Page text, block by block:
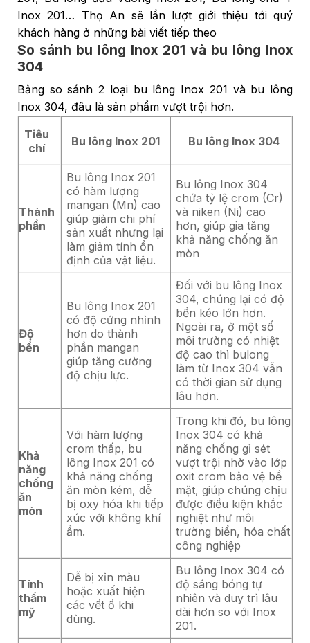
Inox 201… Thọ An sẽ lần lượt giới thiệu tới quý
khách hàng ở những bài viết tiếp theo
So sánh bu lông Inox 201 và bu lông Inox
304
Bảng so sánh 2 loại bu lông Inox 201 và bu lông
Inox 304, đâu là sản phẩm vượt trội hơn.
Tiêu
chí
Bu lông Inox 201 Bu lông Inox 304
Thành
phần
Bu lông Inox 201
có hàm lượng
mangan (Mn) cao
giúp giảm chi phí
sản xuất nhưng lại
làm giảm tính ổn
định của vật liệu.
Bu lông Inox 304
chứa tỷ lệ crom (Cr)
và niken (Ni) cao
hơn, giúp gia tăng
khả năng chống ăn
mòn
Độ
bền
Bu lông Inox 201
có độ cứng nhỉnh
hơn do thành
phần mangan
giúp tăng cường
độ chịu lực.
Đối với bu lông Inox
304, chúng lại có độ
bền kéo lớn hơn.
Ngoài ra, ở một số
môi trường có nhiệt
độ cao thì bulong
làm từ Inox 304 vẫn
có thời gian sử dụng
lâu hơn.
Khả
năng
chống
ăn
mòn
Với hàm lượng
crom thấp, bu
lông Inox 201 có
khả năng chống
ăn mòn kém, dễ
bị oxy hóa khi tiếp
xúc với không khí
ẩm.
Trong khi đó, bu lông
Inox 304 có khả
năng chống gỉ sét
vượt trội nhờ vào lớp
oxit crom bảo vệ bề
mặt, giúp chúng chịu
được điều kiện khắc
nghiệt như môi
trường biển, hóa chất
công nghiệp
Tính
thẩm
mỹ
Dễ bị xỉn màu
hoặc xuất hiện
các vết ố khi
dùng.
Bu lông Inox 304 có
độ sáng bóng tự
nhiên và duy trì lâu
dài hơn so với Inox
201.